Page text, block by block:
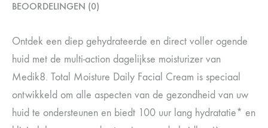
BEOORDELINGEN (0)
Ontdek een diep gehydrateerde en direct voller ogende
huid met de multi-action dagelijkse moisturizer van
Medik8. Total Moisture Daily Facial Cream is speciaal
ontwikkeld om alle aspecten van de gezondheid van uw
huid te ondersteunen en biedt 100 uur lang hydratatie* en